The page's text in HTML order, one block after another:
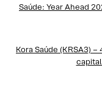
Saúde: Year Ahead
Kora Saúde (KRSA3)